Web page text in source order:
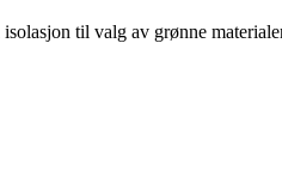
til valg av grønne